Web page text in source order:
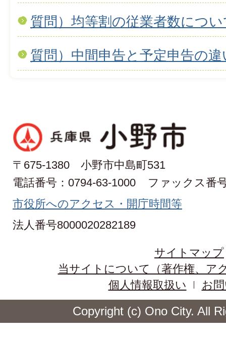
質問）均等割の従業者数につ
質問）中間申告と予定申告の
〒675-1380 小野市中島町531
電話番号：0794-63-1000
ファックス番
市役所へのアクセス・開庁時間等
法人番号8000020282189
サイトマップ
当サイトについて（著作権、ア
個人情報取扱い
お
Copyright (c) Ono City. All